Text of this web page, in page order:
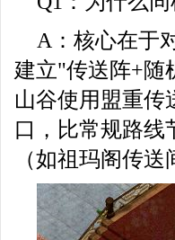
A：核心在于
建立"传送阵+随
山谷使用盟重传
口，比常规路线
（如祖玛阁传